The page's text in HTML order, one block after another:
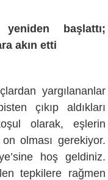
başlattı;
akın etti
yargılananlar
çıkıp aldıkları
olarak, eşlerin
olması gerekiyor.
hoş geldiniz.
tepkilere rağmen